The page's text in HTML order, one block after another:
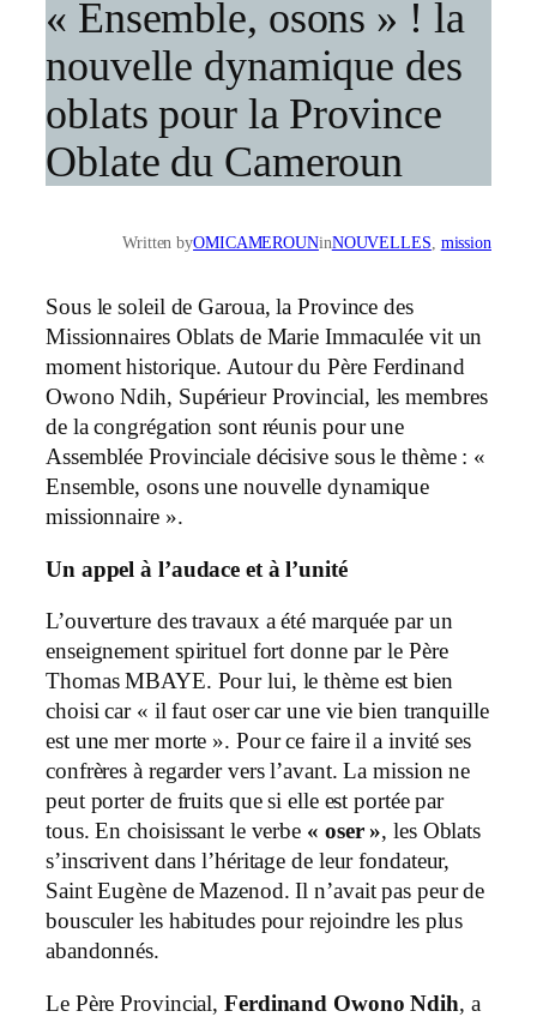
« Ensemble, osons » ! la
nouvelle dynamique des
oblats pour la Province
Oblate du Cameroun
Written byOMICAMEROUNinNOUVELLES mission
Sous le soleil de Garoua, la Province des
Missionnaires Oblats de Marie Immaculée vit un
moment historique. Autour du Père Ferdinand
Owono Ndih, Supérieur Provincial, les membres
de la congrégation sont réunis pour une
Assemblée Provinciale décisive sous le thème : «
Ensemble, osons une nouvelle dynamique
missionnaire ».
Un appel à l’audace et à l’unité
L’ouverture des travaux a été marquée par un
enseignement spirituel fort donne par le Père
Thomas MBAYE. Pour lui, le thème est bien
choisi car « il faut oser car une vie bien tranquille
est une mer morte ». Pour ce faire il a invité ses
confrères à regarder vers l’avant. La mission ne
peut porter de fruits que si elle est portée par
tous. En choisissant le verbe « oser », les Oblats
s’inscrivent dans l’héritage de leur fondateur,
Saint Eugène de Mazenod. Il n’avait pas peur de
bousculer les habitudes pour rejoindre les plus
abandonnés.
Le Père Provincial, Ferdinand Owono Ndih, a